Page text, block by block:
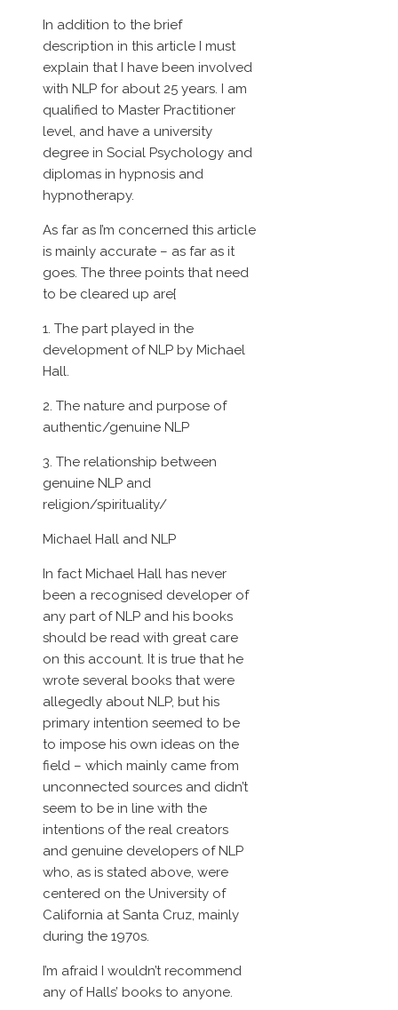
In addition to the brief
description in this article I must
explain that I have been involved
with NLP for about 25 years. I am
qualified to Master Practitioner
level, and have a university
degree in Social Psychology and
diplomas in hypnosis and
hypnotherapy.
As far as I’m concerned this article
is mainly accurate – as far as it
goes. The three points that need
to be cleared up are{
1. The part played in the
development of NLP by Michael
Hall.
2. The nature and purpose of
authentic/genuine NLP
3. The relationship between
genuine NLP and
religion/spirituality/
Michael Hall and NLP
In fact Michael Hall has never
been a recognised developer of
any part of NLP and his books
should be read with great care
on this account. It is true that he
wrote several books that were
allegedly about NLP, but his
primary intention seemed to be
to impose his own ideas on the
field – which mainly came from
unconnected sources and didn’t
seem to be in line with the
intentions of the real creators
and genuine developers of NLP
who, as is stated above, were
centered on the University of
California at Santa Cruz, mainly
during the 1970s.
I’m afraid I wouldn’t recommend
any of Halls’ books to anyone.